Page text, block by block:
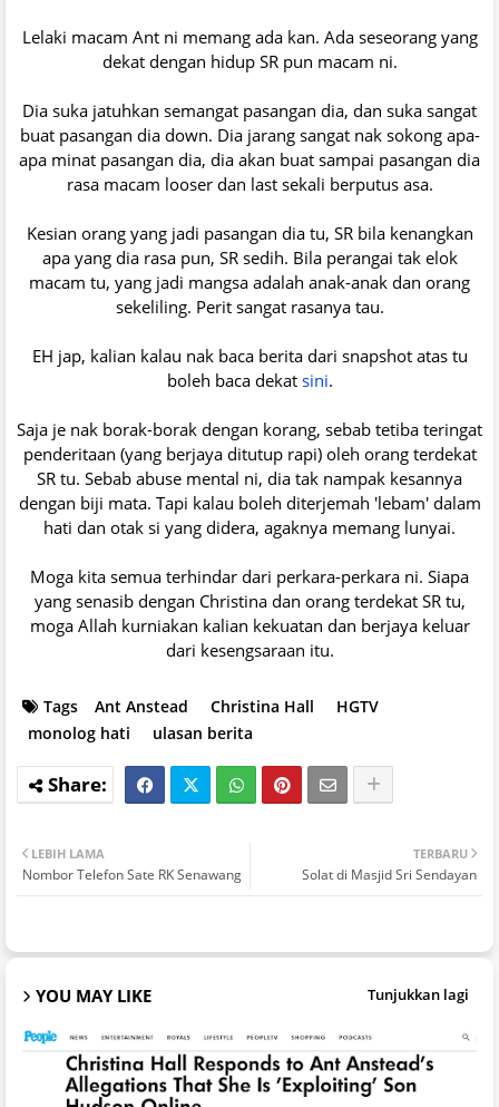
Lelaki macam Ant ni memang ada kan. Ada seseorang yang
dekat dengan hidup SR pun macam ni.
Dia suka jatuhkan semangat pasangan dia, dan suka sangat
buat pasangan dia down. Dia jarang sangat nak sokong apa-
apa minat pasangan dia, dia akan buat sampai pasangan dia
rasa macam looser dan last sekali berputus asa.
Kesian orang yang jadi pasangan dia tu, SR bila kenangkan
apa yang dia rasa pun, SR sedih. Bila perangai tak elok
macam tu, yang jadi mangsa adalah anak-anak dan orang
sekeliling. Perit sangat rasanya tau.
EH jap, kalian kalau nak baca berita dari snapshot atas tu
boleh baca dekat sini.
Saja je nak borak-borak dengan korang, sebab tetiba teringat
penderitaan (yang berjaya ditutup rapi) oleh orang terdekat
SR tu. Sebab abuse mental ni, dia tak nampak kesannya
dengan biji mata. Tapi kalau boleh diterjemah 'lebam' dalam
hati dan otak si yang didera, agaknya memang lunyai.
Moga kita semua terhindar dari perkara-perkara ni. Siapa
yang senasib dengan Christina dan orang terdekat SR tu,
moga Allah kurniakan kalian kekuatan dan berjaya keluar
dari kesengsaraan itu.
Tags Ant Anstead Christina Hall
HGTV
monolog hati
ulasan berita
TERBARU
Solat di Masjid Sri Sendayan
LEBIH LAMA
Nombor Telefon Sate RK Senawang
YOU MAY LIKE Tunjukkan lagi